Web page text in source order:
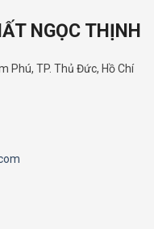
NGỌC THỊNH
Phú, TP. Thủ Đức, Hồ Chí